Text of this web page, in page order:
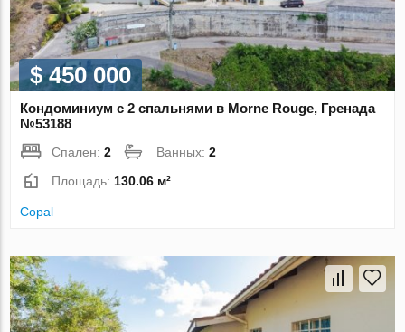
$ 450 000
Кондоминиум с 2 спальнями в Morne Rouge, Гренада
№53188
Спален:2 Ванных:2
Площадь: 130.06 м²
Copal